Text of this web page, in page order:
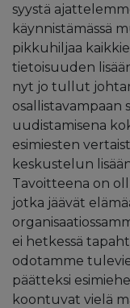
syystä
käynnistämässä
pikkuhiljaa
tietoisuuden
nyt jo tullut
uudistamisena
esimiesten
keskustelun
Tavoitteena on
jotka jäävät
ei hetkessä
odotamme
päätteksi
koontuvat vielä